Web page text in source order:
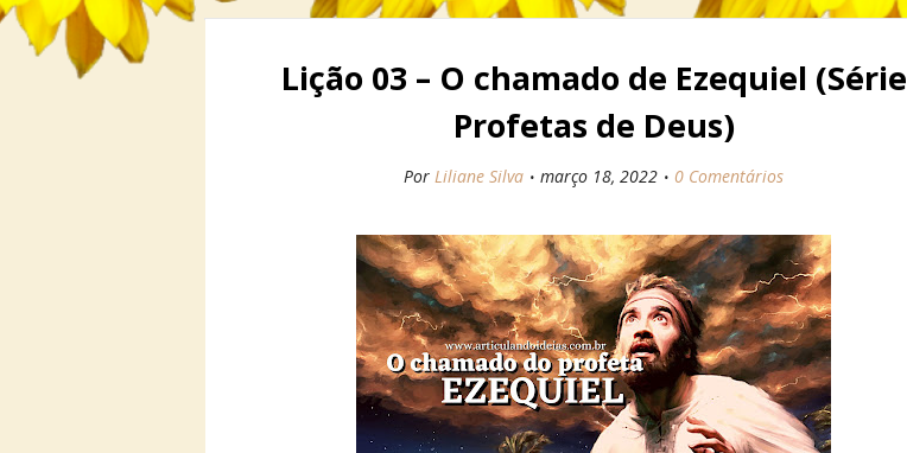
Lição 03 – O chamado de Ezequiel (Série
Profetas de Deus)
Por Liliane Silva março 18, 2022 0 Comentários